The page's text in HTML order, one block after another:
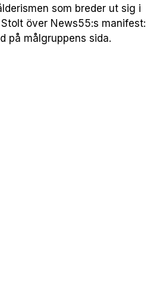
som breder ut sig i
över News55:s manifest:
på målgruppens sida.